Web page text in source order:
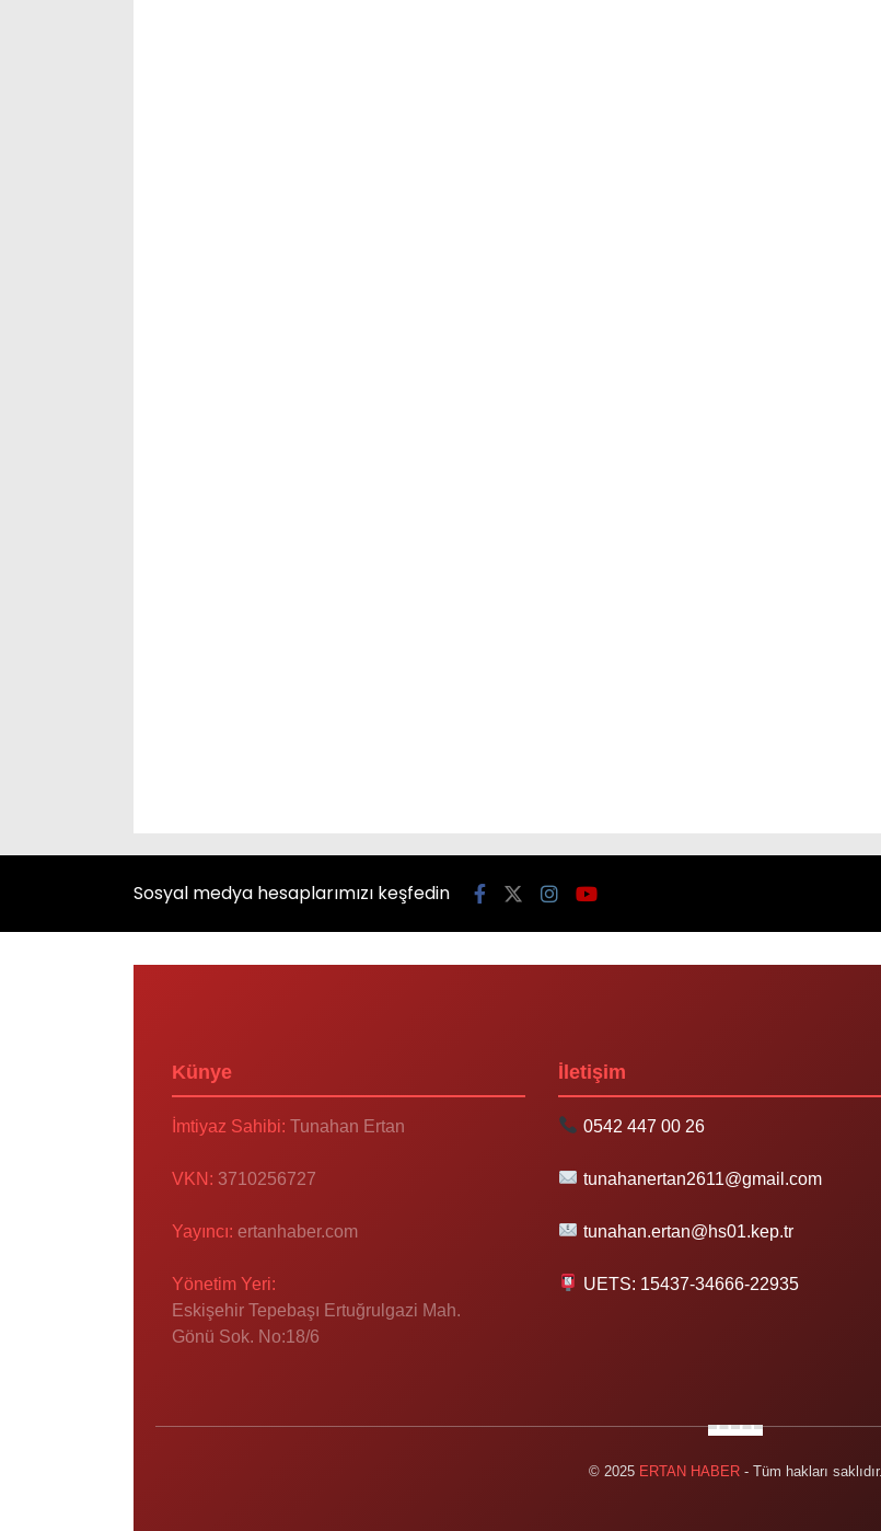
Sosyal medya hesaplarımızı keşfedin
Künye
İmtiyaz Sahibi: Tunahan Ertan
VKN: 3710256727
Yayıncı: ertanhaber.com
Yönetim Yeri:
Eskişehir Tepebaşı Ertuğrulgazi Mah.
Gönü Sok. No:18/6
İletişim
0542 447 00 26
tunahanertan2611@gmail.com
tunahan.ertan@hs01.kep.tr
UETS: 15437-34666-22935
© 2025 ERTAN HABER- Tüm hakları saklıdır.